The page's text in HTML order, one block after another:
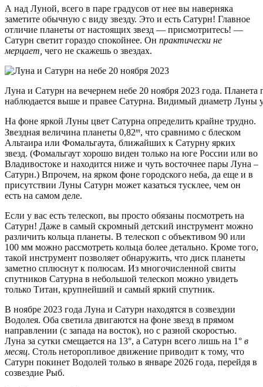
А над Луной, всего в паре градусов от нее вы наверняка
заметите обычную с виду звезду. Это и есть Сатурн! Главное
отличие планеты от настоящих звезд — присмотритесь! —
Сатурн светит гораздо спокойнее. Он практически не
мерцает, чего не скажешь о звездах.
Луна и Сатурн на вечернем небе 20 ноября 2023 года. Планета
наблюдается выше и правее Сатурна. Видимый диаметр Луны
На фоне яркой Луны цвет Сатурна определить крайне трудно.
Звездная величина планеты 0,82m, что сравнимо с блеском
Альтаира или Фомальгаута, ближайших к Сатурну ярких
звезд. (Фомальгаут хорошо виден только на юге России или во
Владивостоке и находится ниже и чуть восточнее пары Луна –
Сатурн.) Впрочем, на ярком фоне городского неба, да еще и в
присутствии Луны Сатурн может казаться тусклее, чем он
есть на самом деле.
Если у вас есть телескоп, вы просто обязаны посмотреть на
Сатурн! Даже в самый скромный детский инструмент можно
различить кольца планеты. В телескоп с объективом 90 или
100 мм можно рассмотреть кольца более детально. Кроме того,
такой инструмент позволяет обнаружить, что диск планеты
заметно сплюснут к полюсам. Из многочисленной свиты
спутников Сатурна в небольшой телескоп можно увидеть
только Титан, крупнейший и самый яркий спутник.
В ноябре 2023 года Луна и Сатурн находятся в созвездии
Водолея. Оба светила двигаются на фоне звезд в прямом
направлении (с запада на восток), но с разной скоростью.
Луна за сутки смещается на 13°, а Сатурн всего лишь на 1° в
месяц. Столь неторопливое движение приводит к тому, что
Сатурн покинет Водолей только в январе 2026 года, перейдя в
созвездие Рыб.